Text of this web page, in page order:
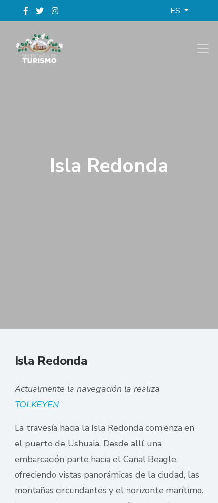
ES
Isla Redonda
Isla Redonda
Actualmente la navegación la realiza
TOLKEYEN
La travesía hacia la Isla Redonda comienza en
el puerto de Ushuaia. Desde allí, una
embarcación parte hacia el Canal Beagle,
ofreciendo vistas panorámicas de la ciudad, las
montañas circundantes y el horizonte marítimo.